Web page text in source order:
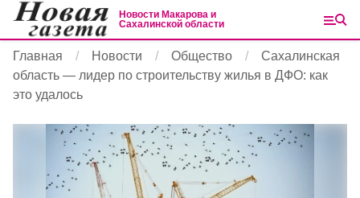
Новости Макарова и
Сахалинской области
Главная Новости Общество
Сахалинская
область — лидер по строительству жилья в ДФО: как
это удалось